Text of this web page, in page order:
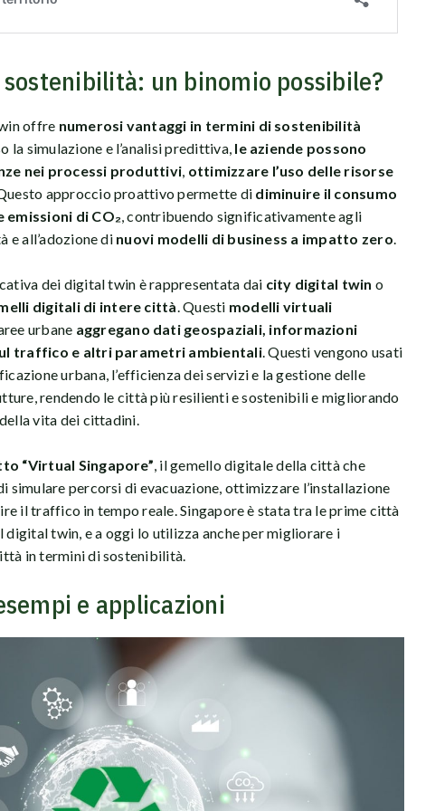
un binomio possibile?
offre numerosi vantaggi in termini di sostenibilità
la simulazione e l’analisi predittiva, le aziende possono
nei processi produttivi, ottimizzare l’uso delle risorse
approccio proattivo permette di diminuire il consumo
di CO₂, contribuendo significativamente agli
all’adozione di nuovi modelli di business a impatto zero.
dei digital twin è rappresentata dai city digital twin o
digitali di intere città. Questi modelli virtuali
urbane aggregano dati geospaziali, informazioni
traffico e altri parametri ambientali. Questi vengono usati
urbana, l’efficienza dei servizi e la gestione delle
rendendo le città più resilienti e sostenibili e migliorando
vita dei cittadini.
“Virtual Singapore”, il gemello digitale della città che
simulare percorsi di evacuazione, ottimizzare l’installazione
il traffico in tempo reale. Singapore è stata tra le prime città
digital twin, e a oggi lo utilizza anche per migliorare i
in termini di sostenibilità.
e applicazioni